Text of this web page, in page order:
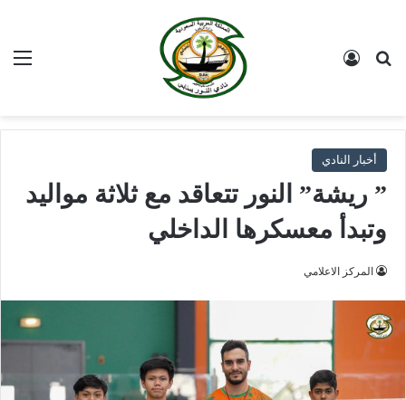
بحث عن
أخبار النادي
” ريشة” النور تتعاقد مع ثلاثة مواليد
وتبدأ معسكرها الداخلي
المركز الاعلامي